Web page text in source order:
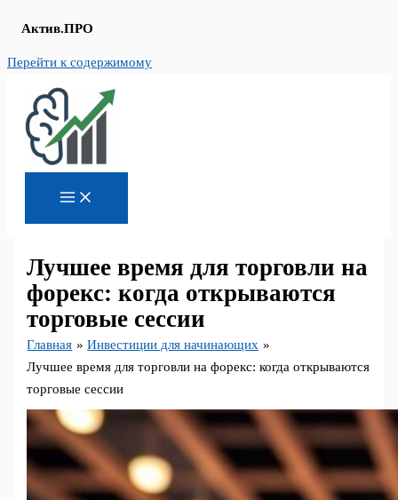
Актив.ПРО
Перейти к содержимому
Лучшее время для торговли на
форекс: когда открываются
торговые сессии
Главная
Инвестиции для начинающих
Лучшее время для торговли на форекс: когда открываются
торговые сессии